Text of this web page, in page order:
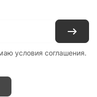
условия соглашения.